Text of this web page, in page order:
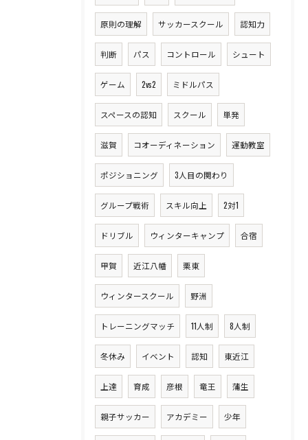
原則の理解 サッカースクール 認知力
判断 パス コントロール シュート
ゲーム 2vs2 ミドルパス
スペースの認知 スクール 単発
滋賀 コオーディネーション 運動教室
ポジショニング 3人目の関わり
グループ戦術 スキル向上 2対1
ドリブル ウィンターキャンプ 合宿
甲賀 近江八幡 栗東
ウィンタースクール 野洲
トレーニングマッチ 11人制 8人制
冬休み イベント 認知 東近江
上達 育成 彦根 竜王 蒲生
親子サッカー アカデミー 少年